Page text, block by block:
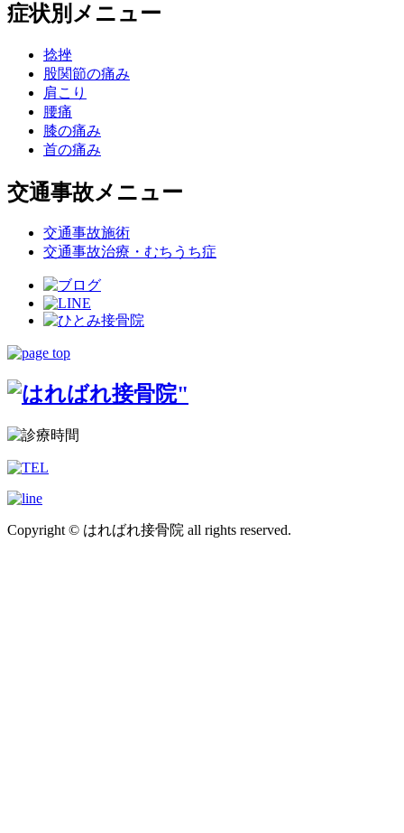
症状別メニュー
捻挫
股関節の痛み
肩こり
腰痛
膝の痛み
首の痛み
交通事故メニュー
交通事故施術
交通事故治療・むちうち症
Copyright © はればれ接骨院 all rights reserved.